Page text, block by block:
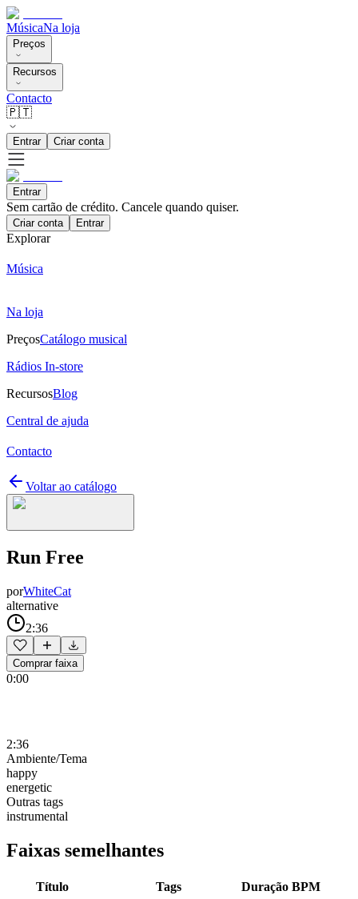
MúsicaNa loja
Preços
Recursos
Contacto
🇵🇹
Entrar Criar conta
Entrar
Sem cartão de crédito. Cancele quando quiser.
Criar conta Entrar
Explorar
Música
Na loja
PreçosCatálogo musical
Rádios In-store
RecursosBlog
Central de ajuda
Contacto
Voltar ao catálogo
Run Free
porWhiteCat
alternative
2:36
Comprar faixa
0:00
2:36
Ambiente/Tema
happy
energetic
Outras tags
instrumental
Faixas semelhantes
Título Tags Duração BPM